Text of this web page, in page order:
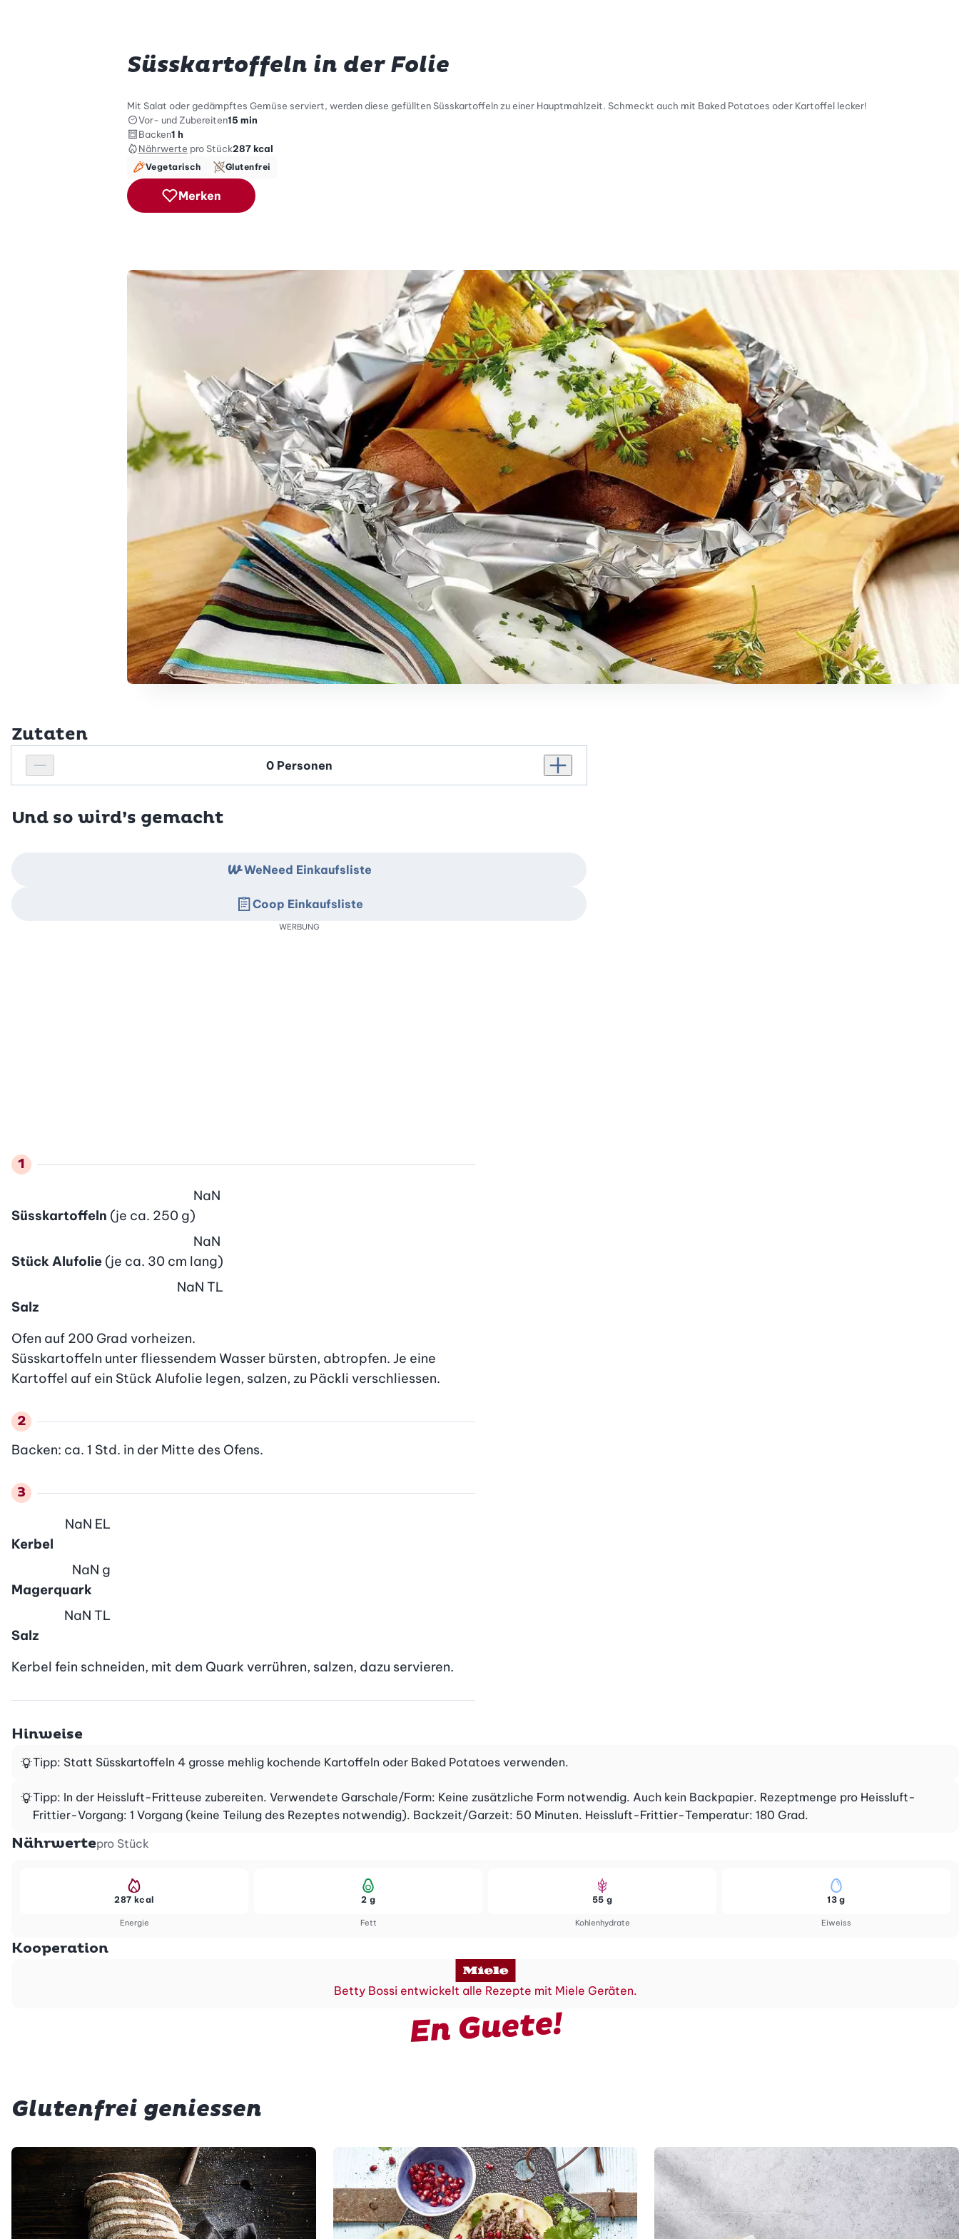
Süsskartoffeln in der Folie
Mit Salat oder gedämpftes Gemüse serviert, werden diese gefüllten Süsskartoffeln zu einer Hauptmahlzeit. Schmeckt auch mit Baked Potatoes oder Kartoffel lecker!
Vor- und Zubereiten15 min
Backen1 h
Nährwerte pro Stück287 kcal
Vegetarisch Glutenfrei
Merken
Zutaten
Personenanzahl verringern
Personenanzahl Personenanzahl erhöhen
Und so wird’s gemacht
Süsskartoffeln (je ca. 250 g)
NaN
Stück Alufolie (je ca. 30 cm lang)
NaN
Salz
NaN TL
Ofen auf 200 Grad vorheizen.
Süsskartoffeln unter fliessendem Wasser bürsten, abtropfen. Je eine
Kartoffel auf ein Stück Alufolie legen, salzen, zu Päckli verschliessen.
Backen: ca. 1 Std. in der Mitte des Ofens.
Kerbel
NaN EL
Magerquark
NaN g
Salz
NaN TL
Kerbel fein schneiden, mit dem Quark verrühren, salzen, dazu servieren.
WeNeed Einkaufsliste
Coop Einkaufsliste
WERBUNG
Hinweise
Tipp: Statt Süsskartoffeln 4 grosse mehlig kochende Kartoffeln oder Baked Potatoes verwenden.
Tipp: In der Heissluft-Fritteuse zubereiten. Verwendete Garschale/Form: Keine zusätzliche Form notwendig. Auch kein Backpapier. Rezeptmenge pro Heissluft-
Frittier-Vorgang: 1 Vorgang (keine Teilung des Rezeptes notwendig). Backzeit/Garzeit: 50 Minuten. Heissluft-Frittier-Temperatur: 180 Grad.
Nährwertepro Stück
Energie
287 kcal
Fett
2 g
Kohlenhydrate
55 g
Eiweiss
13 g
Kooperation
Betty Bossi entwickelt alle Rezepte mit Miele Geräten.
En Guete!
Glutenfrei geniessen